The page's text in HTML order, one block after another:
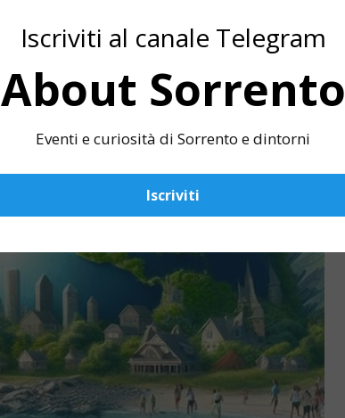
Iscriviti al canale Telegram
About Sorrento
Eventi e curiosità di Sorrento e dintorni
Iscriviti